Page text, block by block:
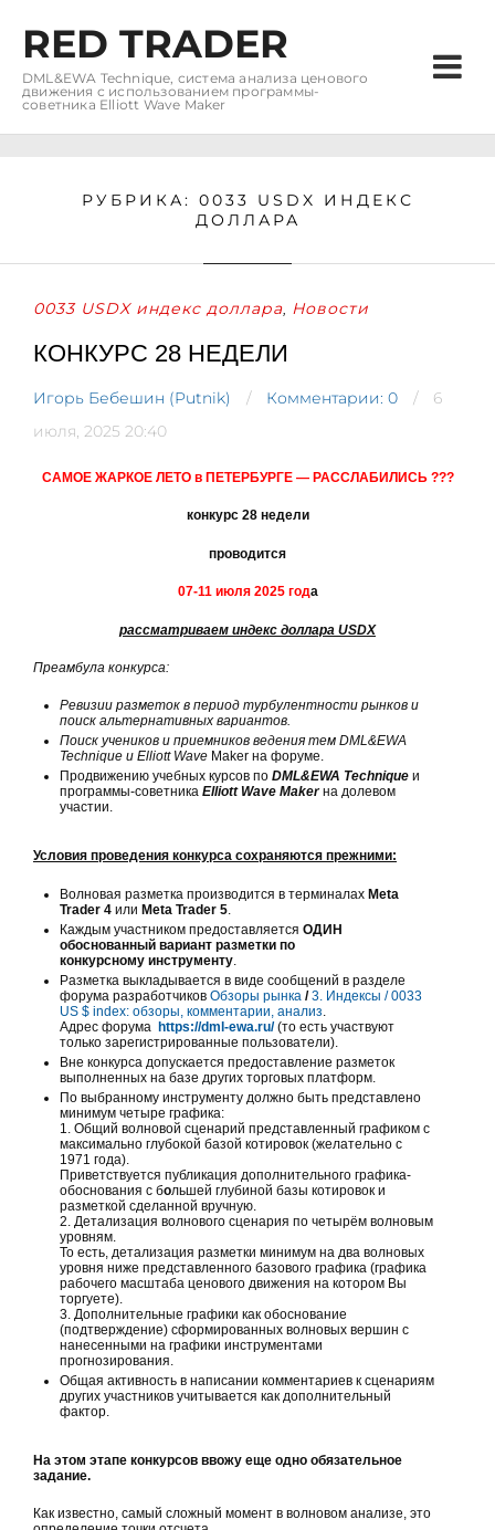
RED TRADER
DML&EWA Technique, система анализа ценового
движения с использованием программы-
советника Elliott Wave Maker
РУБРИКА: 0033 USDX ИНДЕКС
ДОЛЛАРА
0033 USDX индекс доллара, Новости
КОНКУРС 28 НЕДЕЛИ
Игорь Бебешин (Putnik) Комментарии: 0
6
июля, 2025 20:40
САМОЕ ЖАРКОЕ ЛЕТО в ПЕТЕРБУРГЕ — РАССЛАБИЛИСЬ ???
конкурс 28 недели
проводится
07-11 июля 2025 года
рассматриваем индекс доллара USDX
Преамбула конкурса:
Ревизии разметок в период турбулентности рынков и
поиск альтернативных вариантов.
Поиск учеников и приемников ведения тем DML&EWA
Technique и Elliott Wave Maker на форуме.
Продвижению учебных курсов по DML&EWA Technique и
программы-советника Elliott Wave Makerна долевом
участии.
Условия проведения конкурса сохраняются прежними:
Волновая разметка производится в терминалах Meta
Trader 4 или Meta Trader 5
Каждым участником предоставляется ОДИН
обоснованный вариант разметки по
конкурсному инструменту
Разметка выкладывается в виде сообщений в разделе
форума разработчиков Обзоры рынка /3. Индексы /0033
US $ index: обзоры, комментарии, анализ
Адрес форума https://dml-ewa.ru/(то есть участвуют
только зарегистрированные пользователи).
Вне конкурса допускается предоставление разметок
выполненных на базе других торговых платформ.
По выбранному инструменту должно быть представлено
минимум четыре графика:
1. Общий волновой сценарий представленный графиком с
максимально глубокой базой котировок (желательно с
1971 года).
Приветствуется публикация дополнительного графика-
обоснования с большей глубиной базы котировок и
разметкой сделанной вручную.
2. Детализация волнового сценария по четырём волновым
уровням.
То есть, детализация разметки минимум на два волновых
уровня ниже представленного базового графика (графика
рабочего масштаба ценового движения на котором Вы
торгуете).
3. Дополнительные графики как обоснование
(подтверждение) сформированных волновых вершин с
нанесенными на графики инструментами
прогнозирования.
Общая активность в написании комментариев к сценариям
других участников учитывается как дополнительный
фактор.
На этом этапе конкурсов ввожу еще одно обязательное
задание.
Как известно, самый сложный момент в волновом анализе, это